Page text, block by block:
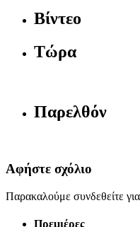
Βίντεο
Τώρα
Παρελθόν
Αφήστε σχόλιο
Παρακαλούμε συνδεθείτε
Πρεμιέρες